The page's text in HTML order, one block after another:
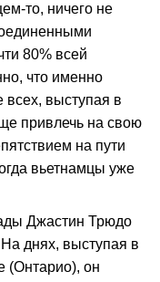
то, ничего не
80% всей
что именно
выступая в
привлечь на свою
на пути
вьетнамцы уже
Джастин Трюдо
днях, выступая в
(Онтарио), он